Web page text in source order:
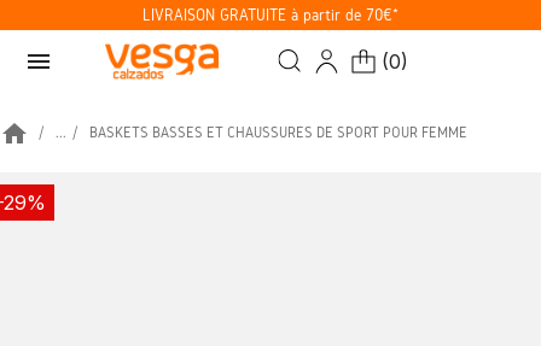
LIVRAISON GRATUITE à partir de 70€*
menu (0)
home ... BASKETS BASSES ET CHAUSSURES DE SPORT POUR FEMME